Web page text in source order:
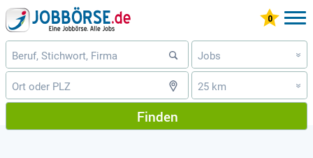
Jobs »
25 km »
Finden